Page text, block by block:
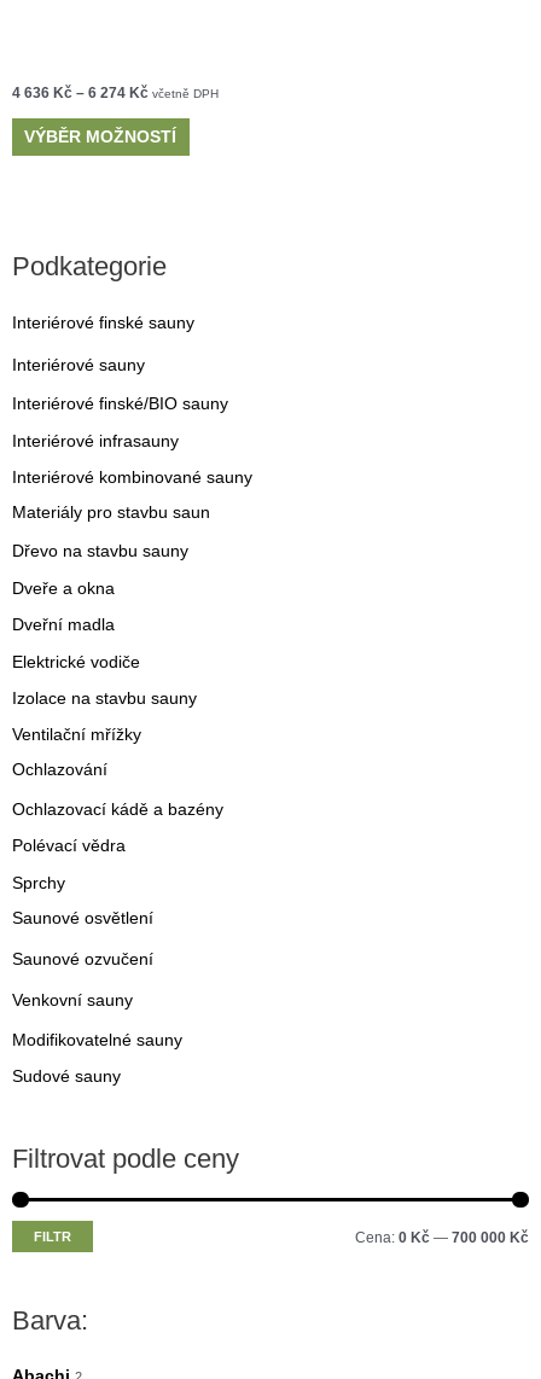
Podkategorie
Interiérové finské sauny
Interiérové sauny
Interiérové finské/BIO sauny
Interiérové infrasauny
Interiérové kombinované sauny
Materiály pro stavbu saun
Dřevo na stavbu sauny
Dveře a okna
Dveřní madla
Elektrické vodiče
Izolace na stavbu sauny
Ventilační mřížky
Ochlazování
Ochlazovací kádě a bazény
Polévací vědra
Sprchy
Saunové osvětlení
Saunové ozvučení
Venkovní sauny
Modifikovatelné sauny
Sudové sauny
Filtrovat podle ceny
MM
FILTR Cena: 0 Kč — 700 000 Kč
Barva:
4 636 Kč – 6 274 Kč včetně DPH
VÝBĚR MOŽNOSTÍ